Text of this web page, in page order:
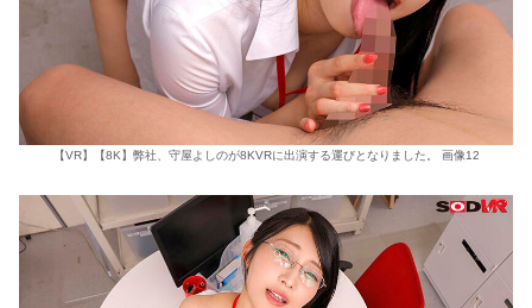
【VR】【8K】弊社、守屋よしのが8KVRに出演する運びとなりました。 画像12